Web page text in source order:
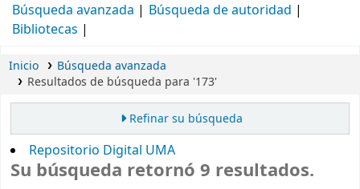
Búsqueda avanzada
Búsqueda de autoridad
Bibliotecas
Inicio
Búsqueda avanzada
Resultados de búsqueda para '173'
Refinar su búsqueda
Repositorio Digital UMA
Su búsqueda retornó 9 resultados.